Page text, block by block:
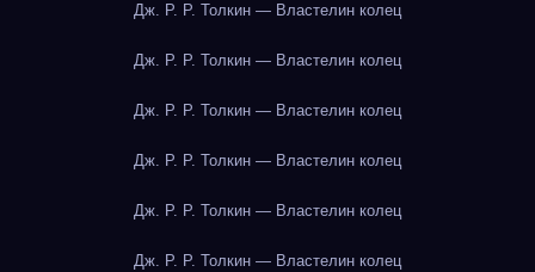
Дж. Р. Р. Толкин — Властелин колец
Дж. Р. Р. Толкин — Властелин колец
Дж. Р. Р. Толкин — Властелин колец
Дж. Р. Р. Толкин — Властелин колец
Дж. Р. Р. Толкин — Властелин колец
Дж. Р. Р. Толкин — Властелин колец